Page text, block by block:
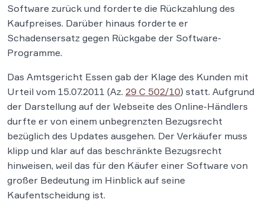
Software zurück und forderte die Rückzahlung des
Kaufpreises. Darüber hinaus forderte er
Schadensersatz gegen Rückgabe der Software-
Programme.
Das Amtsgericht Essen gab der Klage des Kunden mit
Urteil vom 15.07.2011 (Az. 29 C 502/10) statt. Aufgrund
der Darstellung auf der Webseite des Online-Händlers
durfte er von einem unbegrenzten Bezugsrecht
bezüglich des Updates ausgehen. Der Verkäufer muss
klipp und klar auf das beschränkte Bezugsrecht
hinweisen, weil das für den Käufer einer Software von
großer Bedeutung im Hinblick auf seine
Kaufentscheidung ist.